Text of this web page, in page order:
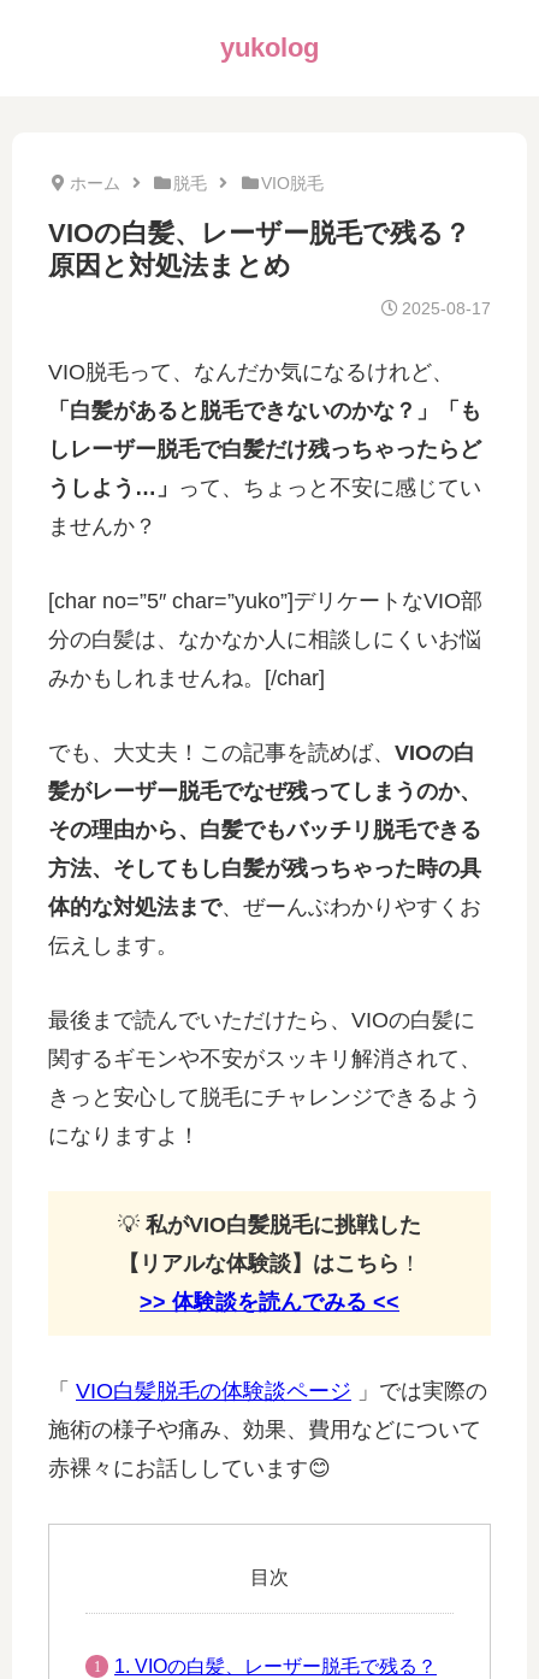
yukolog
ホーム 脱毛 VIO脱毛
VIOの白髪、レーザー脱毛で残る？
原因と対処法まとめ
2025-08-17
VIO脱毛って、なんだか気になるけれど、
「白髪があると脱毛できないのかな？」「も
しレーザー脱毛で白髪だけ残っちゃったらど
うしよう…」 って、ちょっと不安に感じてい
ませんか？
[char no=”5″ char=”yuko”]デリケートなVIO部
分の白髪は、なかなか人に相談しにくいお悩
みかもしれませんね。[/char]
でも、大丈夫！この記事を読めば、 VIOの白
髪がレーザー脱毛でなぜ残ってしまうのか、
その理由から、白髪でもバッチリ脱毛できる
方法、そしてもし白髪が残っちゃった時の具
体的な対処法まで、ぜーんぶわかりやすくお
伝えします。
最後まで読んでいただけたら、VIOの白髪に
関するギモンや不安がスッキリ解消されて、
きっと安心して脱毛にチャレンジできるよう
になりますよ！
💡 私がVIO白髪脱毛に挑戦した
【リアルな体験談】はこちら ！
>> 体験談を読んでみる <<
「 VIO白髪脱毛の体験談ページ 」では実際の
施術の様子や痛み、効果、費用などについて
赤裸々にお話ししています😊
目次
1. VIOの白髪、レーザー脱毛で残る？